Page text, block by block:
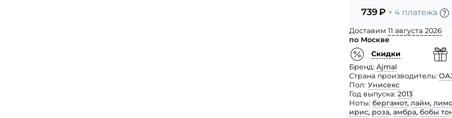
739₽ × 4 платежа
Доставим 11 августа 2026
по Москве
Скидки
Бренд Ajmal
Страна производитель
Пол Унисекс
Год выпуска 2013
Ноты бергамот, лайм,
ирис, роза, амбра, бобы